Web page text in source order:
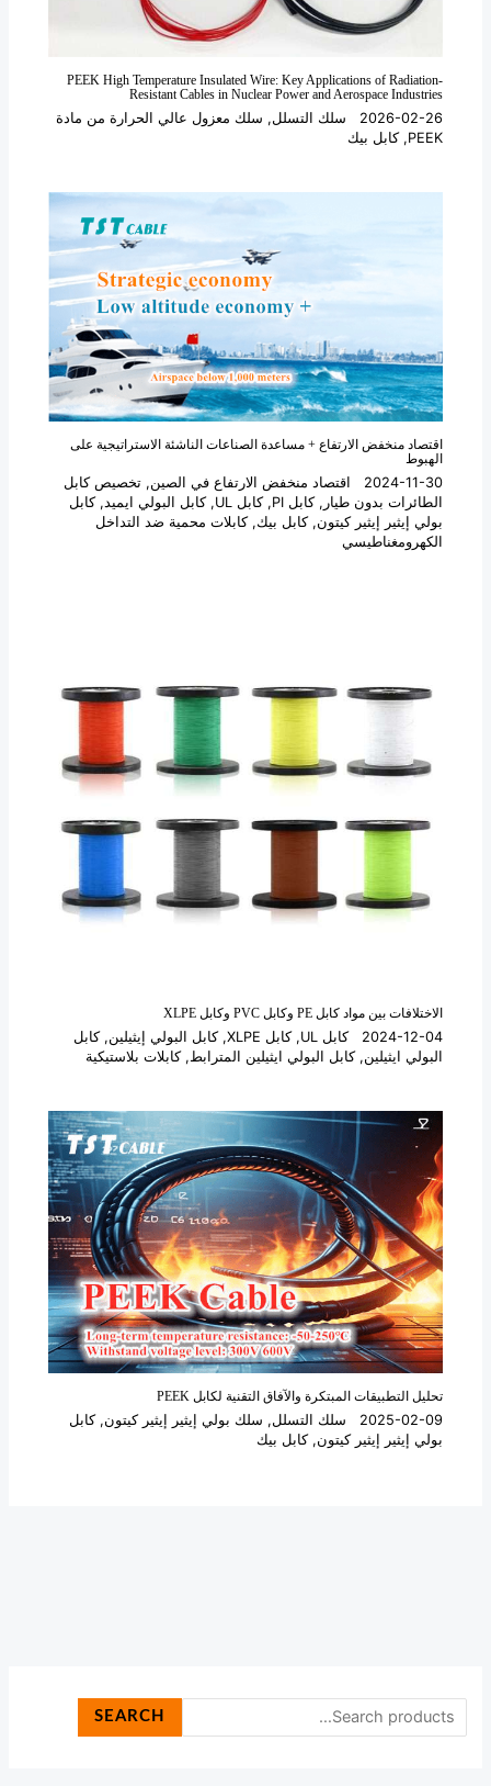
SEARCH
PEEK High Temperature Insulated Wire: Key Applications of Radiation-
Resistant Cables in Nuclear Power and Aerospace Industries
2026-02-26 سلك التسلل, سلك معزول عالي الحرارة من مادة
PEEK
,كابل بيك
اقتصاد منخفض الارتفاع + مساعدة الصناعات الناشئة الاستراتيجية على
الهبوط
2024-11-30 اقتصاد منخفض الارتفاع في الصين,تخصيص كابل
الطائرات بدون طيار ,كابل PI ,كابل UL ,كابل البولي ايميد,كابل
بولي إيثير إيثير كيتون,كابل بيك,كابلات محمية ضد التداخل
الكهرومغناطيسي
الاختلافات بين مواد كابل PE وكابل PVC وكابل XLPE
2024-12-04 كابل UL ,كابل XLPE ,كابل البولي إيثيلين,كابل
البولي ايثيلين,كابل البولي ايثيلين المترابط,كابلات بلاستيكية
تحليل التطبيقات المبتكرة والآفاق التقنية لكابل PEEK
2025-02-09 سلك التسلل, سلك بولي إيثير إيثير كيتون,كابل
بولي إيثير إيثير كيتون,كابل بيك